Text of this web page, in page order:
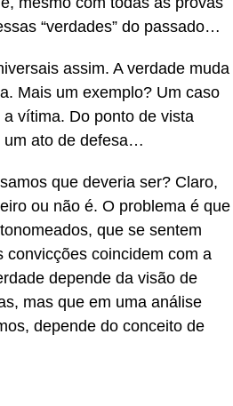
“verdades” do passado…
assim. A verdade muda
Mais um exemplo? Um caso
vítima. Do ponto de vista
um ato de defesa…
que deveria ser? Claro,
ou não é. O problema é que
que se sentem
convicções coincidem com a
depende da visão de
mas que em uma análise
depende do conceito de